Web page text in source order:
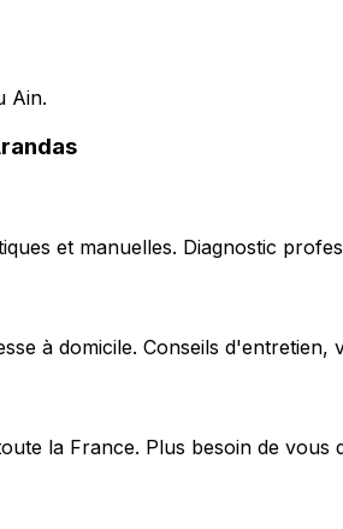
Ain.
et manuelles. Diagnostic
à domicile. Conseils d'entretien,
la France. Plus besoin de vous